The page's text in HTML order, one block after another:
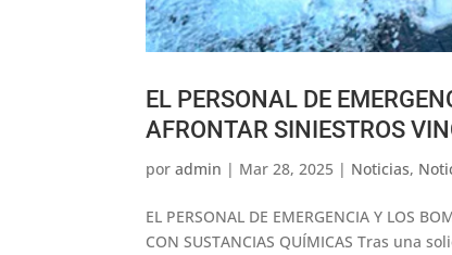
EL PERSONAL DE
AFRONTAR SINIESTROS
poradmin | Mar 28, 2025 | Noticias,
EL PERSONAL DE EMERGENCIA Y LOS
CON SUSTANCIAS QUÍMICAS Tras una